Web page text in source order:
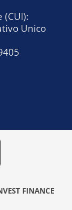
Unico
FINANCE